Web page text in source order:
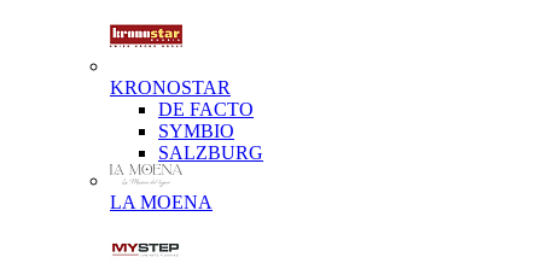
KRONOSTAR
DE FACTO
SYMBIO
SALZBURG
LA MOENA